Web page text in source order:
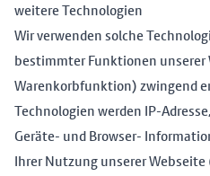
weitere Technologien
Wir verwenden solche
bestimmter Funktionen unserer
Warenkorbfunktion) zwingend
Technologien werden IP-
Geräte- und Browser-
Ihrer Nutzung unserer